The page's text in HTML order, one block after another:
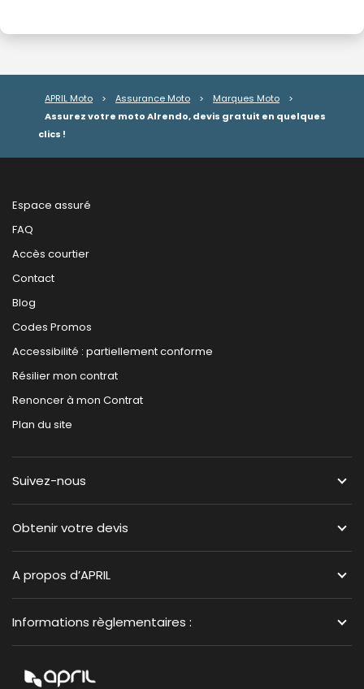
APRIL Moto > Assurance Moto > Marques Moto
>
Assurez votre moto Alrendo, devis gratuit en quelques
clics !
Espace assuré
FAQ
Accès courtier
Contact
Blog
Codes Promos
Accessibilité : partiellement conforme
Résilier mon contrat
Renoncer à mon Contrat
Plan du site
Suivez-nous
Obtenir votre devis
A propos d’APRIL
Informations règlementaires :